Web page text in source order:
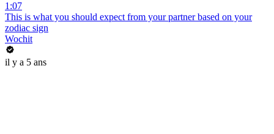
1:07
This is what you should expect from your partner based on your
zodiac sign
Wochit
il y a 5 ans